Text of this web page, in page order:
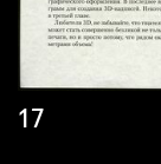
17